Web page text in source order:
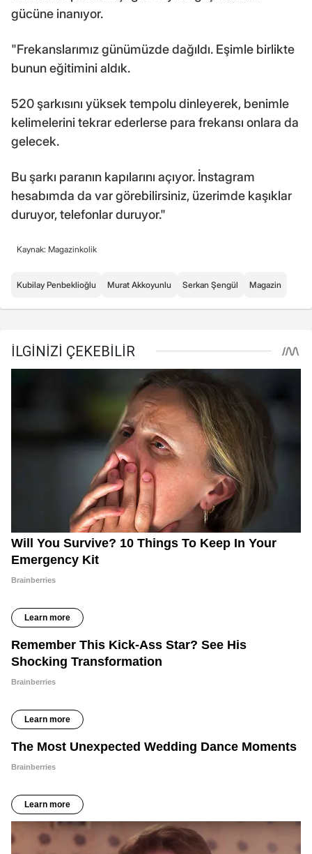
gücüne inanıyor.
"Frekanslarımız günümüzde dağıldı. Eşimle birlikte
bunun eğitimini aldık.
520 şarkısını yüksek tempolu dinleyerek, benimle
kelimelerini tekrar ederlerse para frekansı onlara da
gelecek.
Bu şarkı paranın kapılarını açıyor. İnstagram
hesabımda da var görebilirsiniz, üzerimde kaşıklar
duruyor, telefonlar duruyor."
Kaynak: Magazinkolik
Kubilay Penbeklioğlu Murat Akkoyunlu Serkan Şengül Magazin